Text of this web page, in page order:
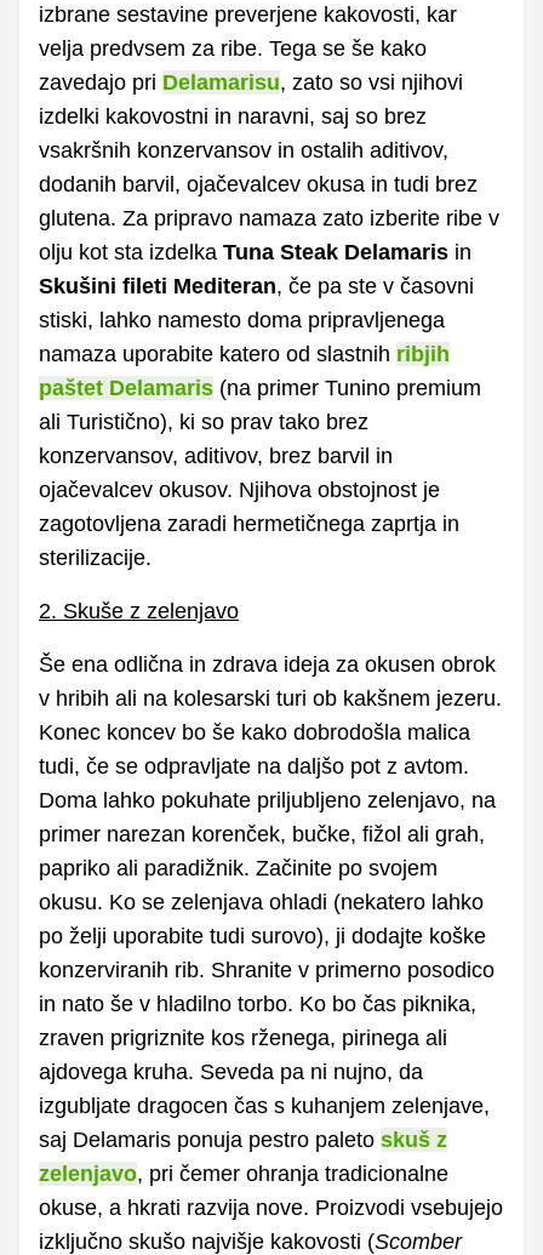
izbrane sestavine preverjene kakovosti, kar
velja predvsem za ribe. Tega se še kako
zavedajo pri Delamarisu, zato so vsi njihovi
izdelki kakovostni in naravni, saj so brez
vsakršnih konzervansov in ostalih aditivov,
dodanih barvil, ojačevalcev okusa in tudi brez
glutena. Za pripravo namaza zato izberite ribe v
olju kot sta izdelka Tuna Steak Delamaris in
Skušini fileti Mediteran, če pa ste v časovni
stiski, lahko namesto doma pripravljenega
namaza uporabite katero od slastnih ribjih
paštet Delamaris (na primer Tunino premium
ali Turistično), ki so prav tako brez
konzervansov, aditivov, brez barvil in
ojačevalcev okusov. Njihova obstojnost je
zagotovljena zaradi hermetičnega zaprtja in
sterilizacije.
2. Skuše z zelenjavo
Še ena odlična in zdrava ideja za okusen obrok
v hribih ali na kolesarski turi ob kakšnem jezeru.
Konec koncev bo še kako dobrodošla malica
tudi, če se odpravljate na daljšo pot z avtom.
Doma lahko pokuhate priljubljeno zelenjavo, na
primer narezan korenček, bučke, fižol ali grah,
papriko ali paradižnik. Začinite po svojem
okusu. Ko se zelenjava ohladi (nekatero lahko
po želji uporabite tudi surovo), ji dodajte koške
konzerviranih rib. Shranite v primerno posodico
in nato še v hladilno torbo. Ko bo čas piknika,
zraven prigriznite kos rženega, pirinega ali
ajdovega kruha. Seveda pa ni nujno, da
izgubljate dragocen čas s kuhanjem zelenjave,
saj Delamaris ponuja pestro paleto skuš z
zelenjavo, pri čemer ohranja tradicionalne
okuse, a hkrati razvija nove. Proizvodi vsebujejo
izključno skušo najvišje kakovosti (Scomber